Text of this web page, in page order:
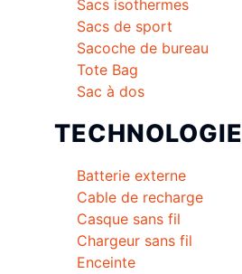
Sacs isothermes
Sacs de sport
Sacoche de bureau
Tote Bag
Sac à dos
TECHNOLOGIE
Batterie externe
Cable de recharge
Casque sans fil
Chargeur sans fil
Enceinte